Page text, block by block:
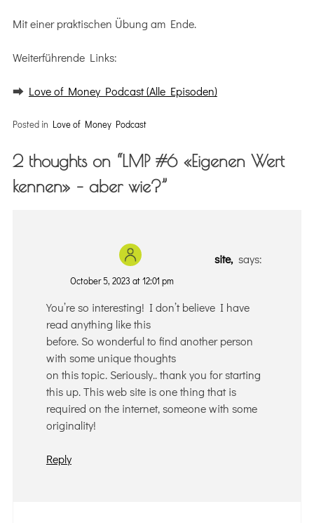
Mit einer praktischen Übung am Ende.
Weiterführende Links:
⮕ Love of Money Podcast (Alle Episoden)
Posted in Love of Money Podcast
2 thoughts on “LMP #6 «Eigenen Wert
kennen» – aber wie?”
site, says:
October 5, 2023 at 12:01 pm
You’re so interesting! I don’t believe I have
read anything like this
before. So wonderful to find another person
with some unique thoughts
on this topic. Seriously.. thank you for starting
this up. This web site is one thing that is
required on the internet, someone with some
originality!
Reply